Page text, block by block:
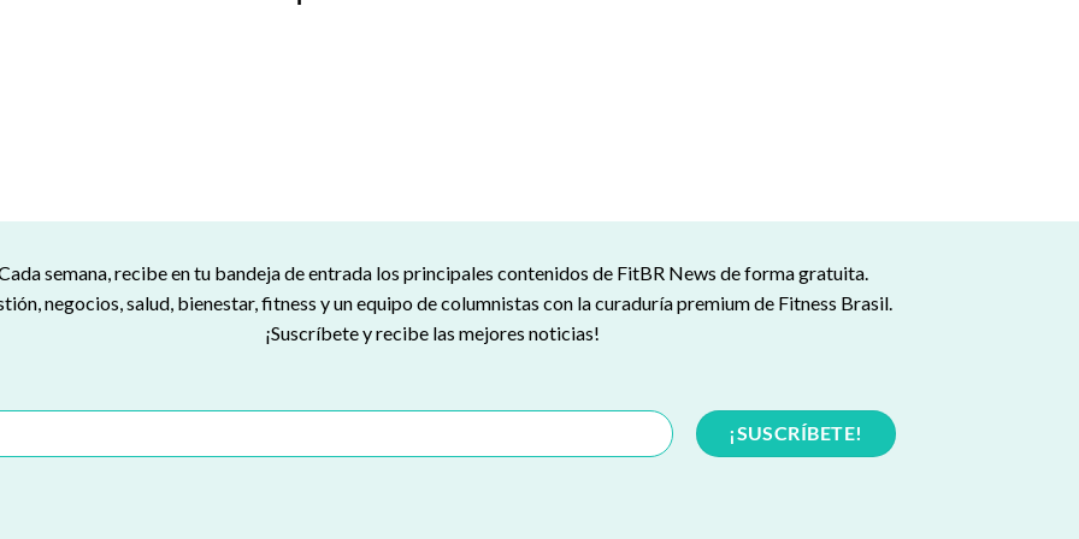
semana, recibe en tu bandeja de entrada los principales contenidos de FitBR News de forma gratuita.
negocios, salud, bienestar, fitness y un equipo de columnistas con la curaduría premium de Fitness Brasil.
¡Suscríbete y recibe las mejores noticias!